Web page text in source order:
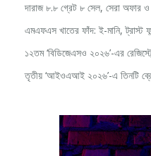
দারাজ ৮.৮ গ্রেট ৮ সেল, সেরা অফার ও
এমএফএস খাতের ফাঁদ: ই-মানি, ট্রাস্ট
১২তম ‘বিডিজেএসও ২০২৬’-এর
তৃতীয় ‘আইওএআই ২০২৬’-এ তিনটি